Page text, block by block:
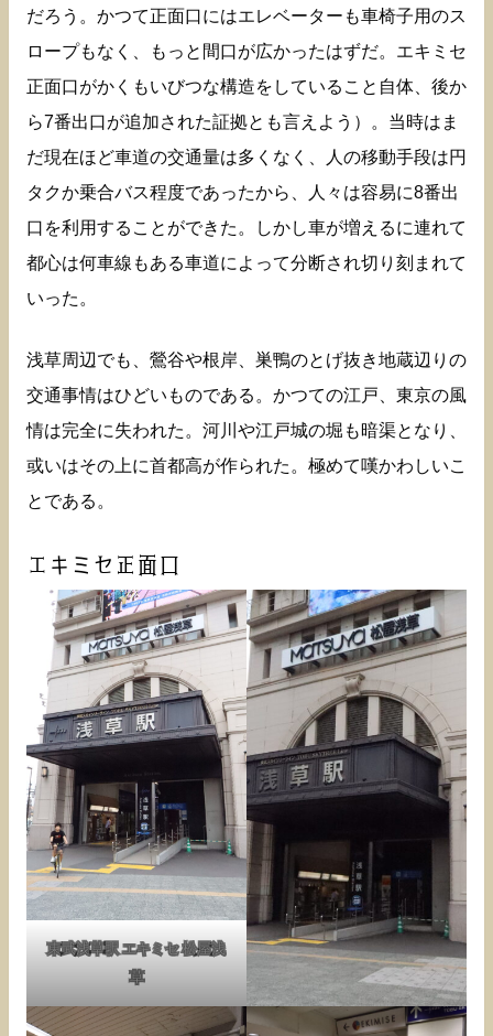
だろう。かつて正面口にはエレベーターも車椅子用のス
ロープもなく、もっと間口が広かったはずだ。エキミセ
正面口がかくもいびつな構造をしていること自体、後か
ら7番出口が追加された証拠とも言えよう）。当時はま
だ現在ほど車道の交通量は多くなく、人の移動手段は円
タクか乗合バス程度であったから、人々は容易に8番出
口を利用することができた。しかし車が増えるに連れて
都心は何車線もある車道によって分断され切り刻まれて
いった。
浅草周辺でも、鶯谷や根岸、巣鴨のとげ抜き地蔵辺りの
交通事情はひどいものである。かつての江戸、東京の風
情は完全に失われた。河川や江戸城の堀も暗渠となり、
或いはその上に首都高が作られた。極めて嘆かわしいこ
とである。
エキミセ正面口
東武浅草駅 エキミセ 松屋浅
草